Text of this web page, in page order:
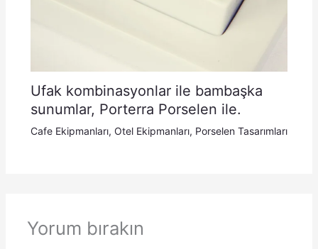
Ufak kombinasyonlar ile bambaşka
sunumlar, Porterra Porselen ile.
Cafe Ekipmanları, Otel Ekipmanları, Porselen Tasarımları
Yorum bırakın